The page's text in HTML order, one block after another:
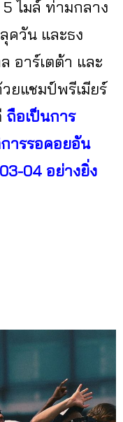
5 ไมล์ ท่ามกลาง
ควัน และธง
อาร์เตต้า และ
ยแชมป์พรีเมียร์
ถือเป็นการ
ารรอคอยอัน
04 อย่างยิ่ง